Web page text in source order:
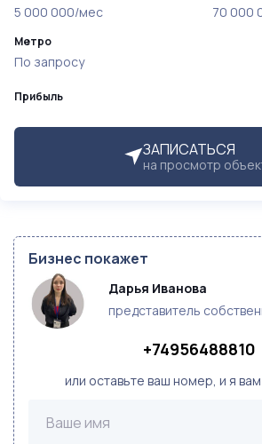
Прибыль
ЗАПИСАТЬСЯ
на просмотр
5 000 000/мес 70 000
Метро
По запросу
Бизнес покажет
Дарья Иванова
представитель
+74956488810
или оставьте ваш номер, и я